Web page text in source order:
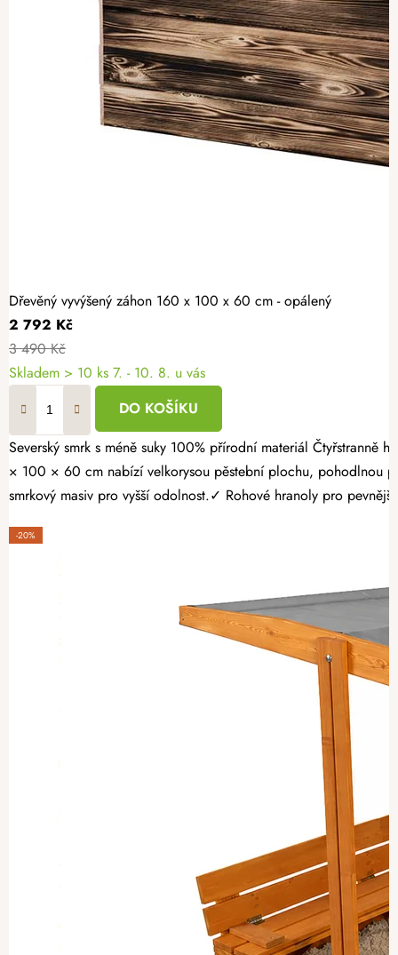
Dřevěný vyvýšený záhon 160 x 100 x 60 cm - opálený
2 792 Kč
3 490 Kč
Skladem > 10 ks 7. - 10. 8. u vás
DO KOŠÍKU
Severský smrk s méně suky 100% přírodní materiál Čtyřstranně hoblovaný masiv Proměňte svou zahradu v místo plné čerstvé zeleniny, voňavých bylinek a sladkých jahod. Opálený dřevěný vyvýšený záhon 160
× 100 × 60 cm nabízí velkorysou pěstební plochu, pohodlnou
smrkový masiv pro vyšší odolnost.✓ Rohové hranoly pro
-20%